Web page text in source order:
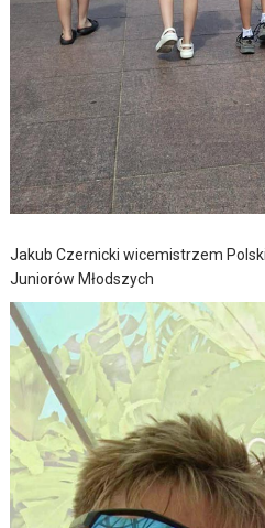
Jakub Czernicki wicemistrzem
Juniorów Młodszych